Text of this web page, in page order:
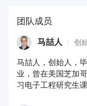
团队成员
马喆人 创
马喆人，创始人，
业，曾在美国芝加
习电子工程研究生